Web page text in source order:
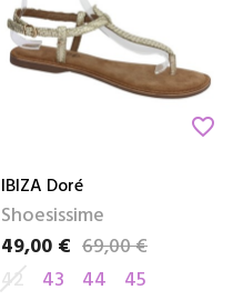
favorite_border
IBIZA Doré
Shoesissime
Prix
49,00 €
Prix de base69,00 €
42
43 44 45